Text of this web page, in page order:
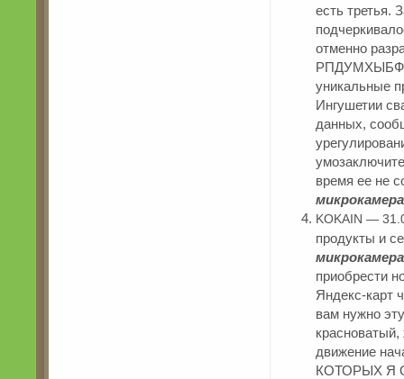
есть третья.
отменно
РПДУМХЫБФШ
уникальные
Ингушетии
данных,
время ее не
KOKAIN —
продукты и
приобрести
Яндекс-карт
вам нужно
движение
КОТОРЫХ Я